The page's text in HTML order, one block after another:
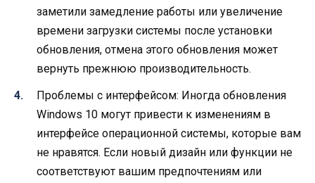
заметили замедление работы или увеличение
времени загрузки системы после установки
обновления, отмена этого обновления может
вернуть прежнюю производительность.
Проблемы с интерфейсом: Иногда обновления
Windows 10 могут привести к изменениям в
интерфейсе операционной системы, которые вам
не нравятся. Если новый дизайн или функции не
соответствуют вашим предпочтениям или